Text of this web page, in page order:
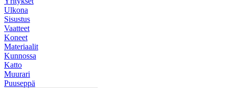
Ulkona
Sisustus
Vaatteet
Koneet
Materiaalit
Kunnossa
Katto
Muurari
Puuseppä